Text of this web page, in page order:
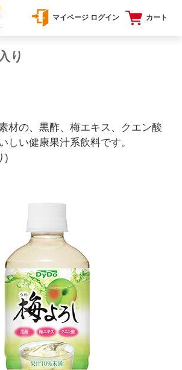
マイページ ログイン カート
り
材の、黒酢、梅エキス、クエン酸
しい健康果汁系飲料です。
)